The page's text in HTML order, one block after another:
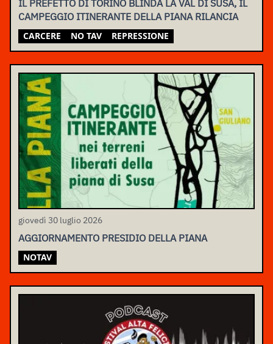
IL PREFETTO DI TORINO BLINDA LA VAL DI SUSA, IL
CAMPEGGIO ITINERANTE DELLA PIANA RILANCIA
CARCERE NO TAV REPRESSIONE
giovedì 30 luglio 2026
AGGIORNAMENTO PRESIDIO DELLA PIANA
NOTAV